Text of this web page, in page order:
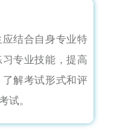
结合自身专业特
专业技能，提高
解考试形式和评
试。